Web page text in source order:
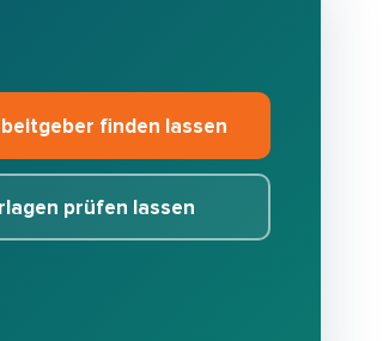
finden lassen
prüfen lassen